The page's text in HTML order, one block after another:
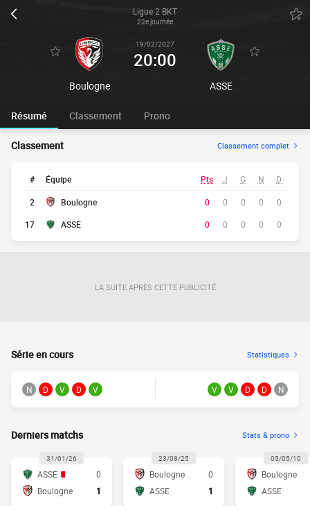
Ligue 2 BKT
22e journée
Boulogne
19/02/2027
20:00
ASSE
Résumé Classement Prono
Classement Classement complet
# Équipe Pts J G N D
2 Boulogne 0 0 0 0
0
17
ASSE 0 0 0 0 0
LA SUITE APRÈS CETTE PUBLICITÉ
Série en cours Statistiques
N D V D V V V D D N
Derniers matchs Stats & prono
31/01/26
ASSE
0
Boulogne
1
23/08/25
Boulogne
0
ASSE
1
05/05/10
Boulogne
ASSE